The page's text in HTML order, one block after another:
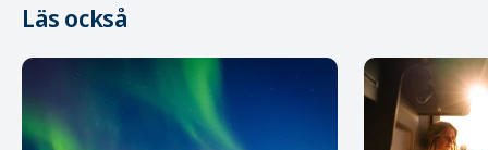
Läs också